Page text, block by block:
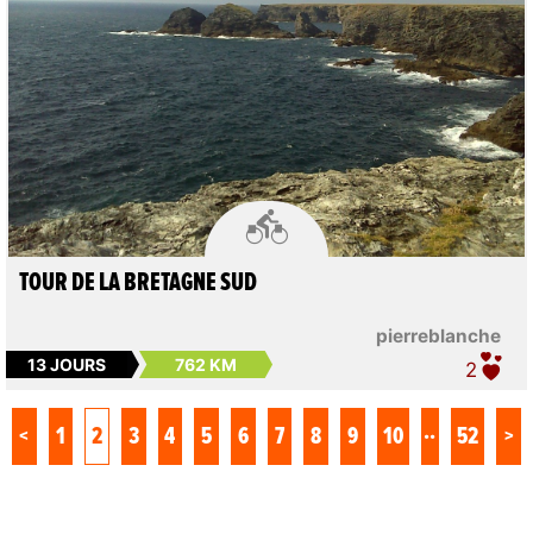

pierreblanche
TOUR DE LA BRETAGNE SUD
13 JOURS 762 KM 2
< 1 2 3 4 5 6 7 8 9 10 .. 52 >